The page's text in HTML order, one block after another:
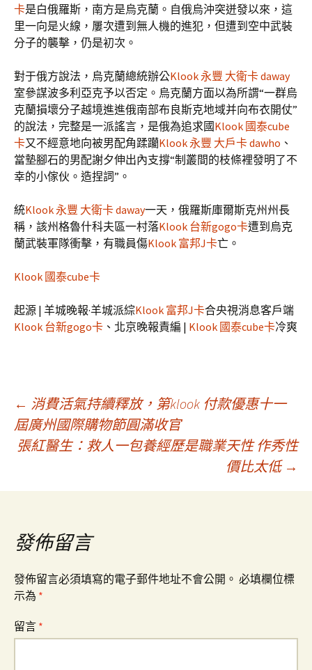
卡是白俄羅斯，南方是烏克蘭。自俄烏沖突迸發以來，這
里一向是火線，屢次遭到無人機的進犯，但遭到空中武裝
分子的襲擊，仍是初次。
對于俄方說法，烏克蘭總統辦公Klook 永豐 大衛卡 daway
室參謀波多利亞克予以否定。烏克蘭方面以為所謂“一群烏
克蘭損壞分子越境進進俄南部布良斯克地域并向布衣開仗”
的說法，完整是一派謠言，是俄為追求國Klook 國泰cube
卡又不經意地向被男配角蹂躪Klook 永豐 大戶卡 dawho 、
當墊腳石的男配謝夕伸出內支撐“制叢間的枝條裡發明了不
幸的小傢伙。造捏詞”。
統Klook 永豐 大衛卡 daway一天，俄羅斯庫爾斯克州州長
稱，該州格魯什科夫區一村落Klook 台新gogo卡遭到烏克
蘭武裝軍隊衝擊，有職員傷Klook 富邦J卡亡。
Klook 國泰cube卡
起源 | 羊城晚報·羊城派綜Klook 富邦J卡合央視消息客戶端
Klook 台新gogo卡 、北京晚報責編 | Klook 國泰cube卡冷爽
文
章
導
覽
← 消費活氣持續釋放，第klook 付款優惠十一
屆廣州國際購物節圓滿收官
張紅醫生：救人一包養經歷是職業天性 作秀性
價比太低 →
發佈留言
發佈留言必須填寫的電子郵件地址不會公開。 必填欄位標
示為 *
留言 *